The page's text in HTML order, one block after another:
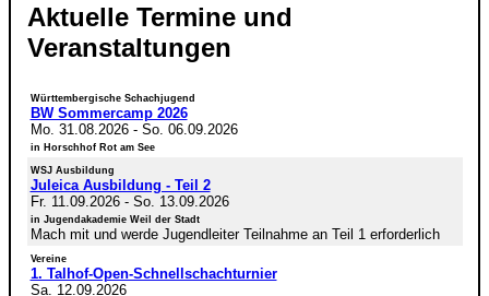
Aktuelle Termine und
Veranstaltungen
Württembergische Schachjugend
BW Sommercamp 2026
Mo. 31.08.2026- So. 06.09.2026
in Horschhof Rot am See
WSJ Ausbildung
Juleica Ausbildung - Teil 2
Fr. 11.09.2026- So. 13.09.2026
in Jugendakademie Weil der Stadt
Mach mit und werde Jugendleiter Teilnahme an Teil 1 erforderlich
Vereine
1. Talhof-Open-Schnellschachturnier
Sa. 12.09.2026